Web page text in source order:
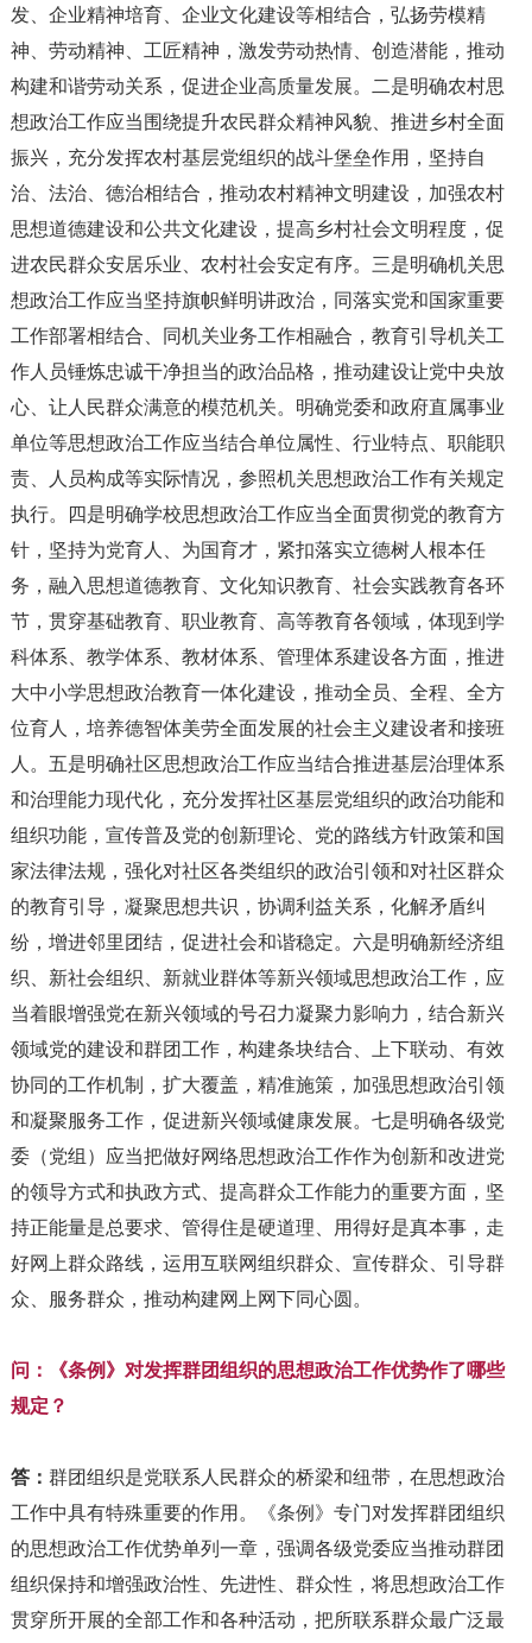
发、企业精神培育、企业文化建设等相结合，弘扬劳模精
神、劳动精神、工匠精神，激发劳动热情、创造潜能，推动
构建和谐劳动关系，促进企业高质量发展。二是明确农村思
想政治工作应当围绕提升农民群众精神风貌、推进乡村全面
振兴，充分发挥农村基层党组织的战斗堡垒作用，坚持自
治、法治、德治相结合，推动农村精神文明建设，加强农村
思想道德建设和公共文化建设，提高乡村社会文明程度，促
进农民群众安居乐业、农村社会安定有序。三是明确机关思
想政治工作应当坚持旗帜鲜明讲政治，同落实党和国家重要
工作部署相结合、同机关业务工作相融合，教育引导机关工
作人员锤炼忠诚干净担当的政治品格，推动建设让党中央放
心、让人民群众满意的模范机关。明确党委和政府直属事业
单位等思想政治工作应当结合单位属性、行业特点、职能职
责、人员构成等实际情况，参照机关思想政治工作有关规定
执行。四是明确学校思想政治工作应当全面贯彻党的教育方
针，坚持为党育人、为国育才，紧扣落实立德树人根本任
务，融入思想道德教育、文化知识教育、社会实践教育各环
节，贯穿基础教育、职业教育、高等教育各领域，体现到学
科体系、教学体系、教材体系、管理体系建设各方面，推进
大中小学思想政治教育一体化建设，推动全员、全程、全方
位育人，培养德智体美劳全面发展的社会主义建设者和接班
人。五是明确社区思想政治工作应当结合推进基层治理体系
和治理能力现代化，充分发挥社区基层党组织的政治功能和
组织功能，宣传普及党的创新理论、党的路线方针政策和国
家法律法规，强化对社区各类组织的政治引领和对社区群众
的教育引导，凝聚思想共识，协调利益关系，化解矛盾纠
纷，增进邻里团结，促进社会和谐稳定。六是明确新经济组
织、新社会组织、新就业群体等新兴领域思想政治工作，应
当着眼增强党在新兴领域的号召力凝聚力影响力，结合新兴
领域党的建设和群团工作，构建条块结合、上下联动、有效
协同的工作机制，扩大覆盖，精准施策，加强思想政治引领
和凝聚服务工作，促进新兴领域健康发展。七是明确各级党
委（党组）应当把做好网络思想政治工作作为创新和改进党
的领导方式和执政方式、提高群众工作能力的重要方面，坚
持正能量是总要求、管得住是硬道理、用得好是真本事，走
好网上群众路线，运用互联网组织群众、宣传群众、引导群
众、服务群众，推动构建网上网下同心圆。
问：《条例》对发挥群团组织的思想政治工作优势作了哪些
规定？
答： 群团组织是党联系人民群众的桥梁和纽带，在思想政治
工作中具有特殊重要的作用。《条例》专门对发挥群团组织
的思想政治工作优势单列一章，强调各级党委应当推动群团
组织保持和增强政治性、先进性、群众性，将思想政治工作
贯穿所开展的全部工作和各种活动，把所联系群众最广泛最